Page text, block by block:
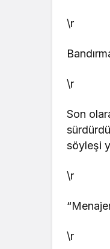
\r
\r
Son
söyleşi
\r
\r